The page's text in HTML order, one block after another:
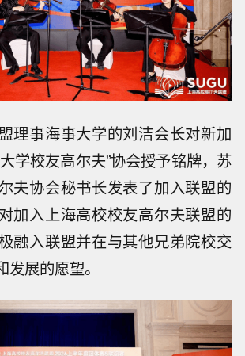
理事海事大学的刘洁会长对新加
学校友高尔夫”协会授予铭牌，苏
夫协会秘书长发表了加入联盟的
加入上海高校校友高尔夫联盟的
融入联盟并在与其他兄弟院校交
展的愿望。